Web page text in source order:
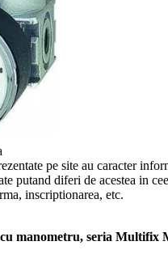
pe site au caracter
putand diferi de acestea in
inscriptionarea, etc.
manometru, seria Multifix